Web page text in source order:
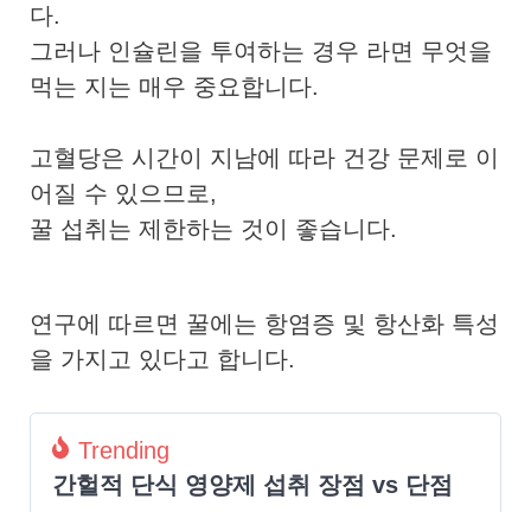
다.
그러나 인슐린을 투여하는 경우 라면 무엇을
먹는 지는 매우 중요합니다.
고혈당은 시간이 지남에 따라 건강 문제로 이
어질 수 있으므로,
꿀 섭취는 제한하는 것이 좋습니다.
연구에 따르면 꿀에는 항염증 및 항산화 특성
을 가지고 있다고 합니다.
Trending
간헐적 단식 영양제 섭취 장점 vs 단점